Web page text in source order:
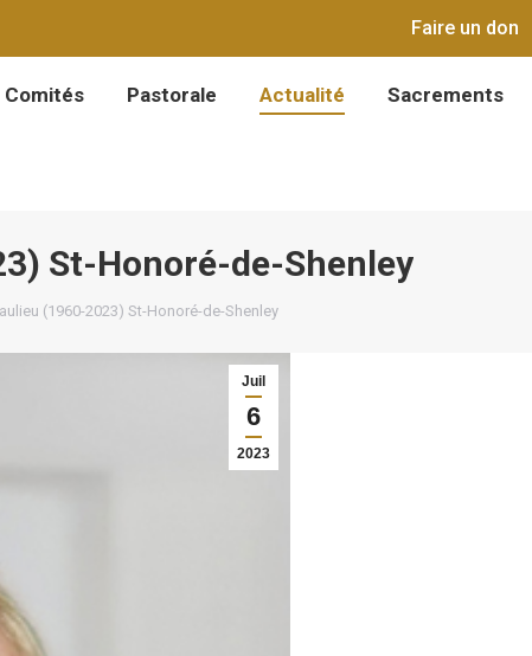
Faire un don
Comités Pastorale Actualité Sacrements
St-Honoré-de-Shenley
(1960-2023) St-Honoré-de-Shenley
Juil
6
2023
Sacrements